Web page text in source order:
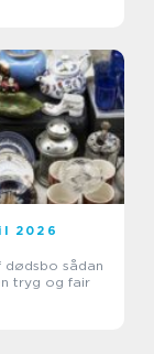
2026
sådan
tryg og fair